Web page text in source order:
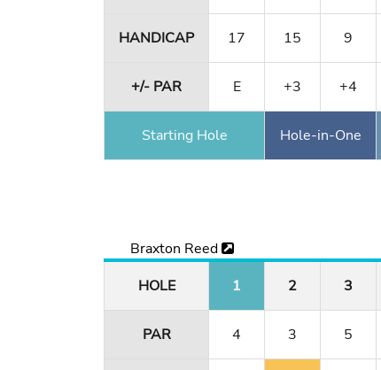
HANDICAP 17 15 9
+/- PAR E +3 +4
Starting Hole Hole-in-One
Braxton Reed
HOLE
1 2 3
PAR 4 3 5